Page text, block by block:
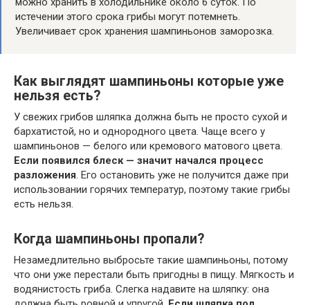
истечении этого срока грибы могут потемнеть.
Увеличивает срок хранения шампиньонов заморозка.
Как выглядят шампиньоны которые уже
нельзя есть?
У свежих грибов шляпка должна быть не просто сухой и
бархатистой, но и однородного цвета. Чаще всего у
шампиньонов — белого или кремового матового цвета.
Если появился блеск — значит начался процесс
разложения. Его остановить уже не получится даже при
использовании горячих температур, поэтому такие грибы
есть нельзя.
Когда шампиньоны пропали?
Незамедлительно выбросьте такие шампиньоны, потому
что они уже перестали быть пригодны в пищу. Мягкость и
водянистость гриба. Слегка надавите на шляпку: она